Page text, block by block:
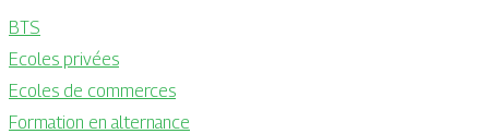
BTS
Ecoles privées
Ecoles de commerces
Formation en alternance